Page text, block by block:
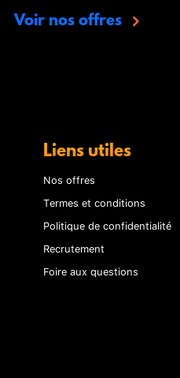
Voir nos offres
Liens utiles
Nos offres
Termes et conditions
Politique de confidentialité
Recrutement
Foire aux questions